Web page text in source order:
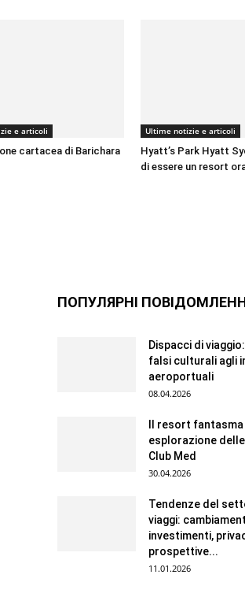
e articoli
cartacea di Barichara
Ultime notizie e articoli
Hyatt’s Park Hyatt
di essere un resort
ПОПУЛЯРНІ
Dispacci di
falsi culturali agli
aeroportuali
08.04.2026
Il resort
esplorazione
Club Med
30.04.2026
Tendenze del
viaggi:
investimenti,
prospettive...
11.01.2026